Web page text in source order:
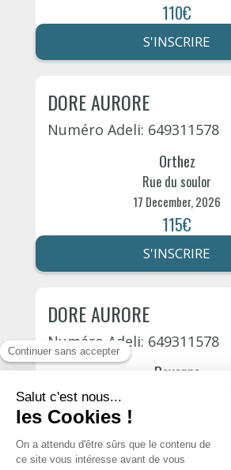
110€
S'INSCRIRE
DORE AURORE
Numéro Adeli: 649311578
Orthez
Rue du soulor
17 December, 2026
115€
S'INSCRIRE
DORE AURORE
Numéro Adeli: 649311578
Bayonne
105€
S'INSCRIRE